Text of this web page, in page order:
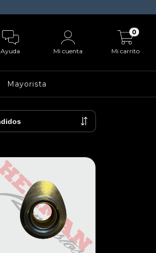
Ayuda Mi cuenta Mi carrito
0
Mayorista